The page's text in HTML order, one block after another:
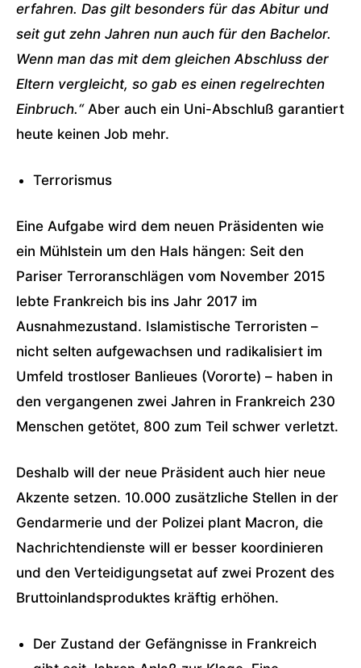
erfahren. Das gilt besonders für das Abitur und
seit gut zehn Jahren nun auch für den Bachelor.
Wenn man das mit dem gleichen Abschluss der
Eltern vergleicht, so gab es einen regelrechten
Einbruch.“Aber auch ein Uni-Abschluß garantiert
heute keinen Job mehr.
Terrorismus
Eine Aufgabe wird dem neuen Präsidenten wie
ein Mühlstein um den Hals hängen: Seit den
Pariser Terroranschlägen vom November 2015
lebte Frankreich bis ins Jahr 2017 im
Ausnahmezustand. Islamistische Terroristen –
nicht selten aufgewachsen und radikalisiert im
Umfeld trostloser Banlieues (Vororte) – haben in
den vergangenen zwei Jahren in Frankreich 230
Menschen getötet, 800 zum Teil schwer verletzt.
Deshalb will der neue Präsident auch hier neue
Akzente setzen. 10.000 zusätzliche Stellen in der
Gendarmerie und der Polizei plant Macron, die
Nachrichtendienste will er besser koordinieren
und den Verteidigungsetat auf zwei Prozent des
Bruttoinlandsproduktes kräftig erhöhen.
Der Zustand der Gefängnisse in Frankreich